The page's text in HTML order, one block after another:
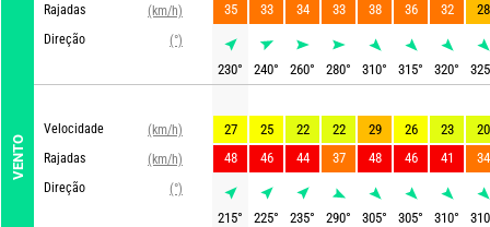
VENTO
Rajadas
(km/h)
Direção
(°)
Velocidade
(km/h)
Rajadas
(km/h)
Direção
(°)
35
33 34 33 38 36 32 28
230° 240° 260° 280° 310° 315° 320° 325
27 25 22 22 29 26 23
20
48
46 44 37 48 46 41 34
215° 225° 235° 290° 305° 305° 310° 310